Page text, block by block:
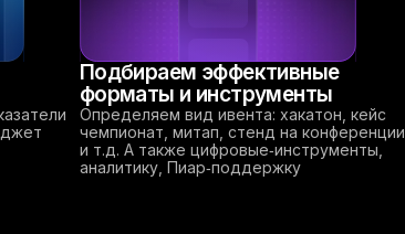
Подбираем эффективные
форматы и инструменты
Определяем вид ивента: хакатон, кейс
чемпионат, митап, стенд на конференции
и т.д. А также цифровые‑инструменты,
аналитику, Пиар‑поддержку